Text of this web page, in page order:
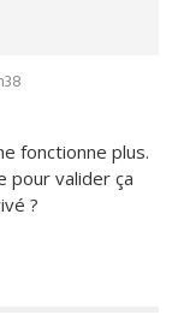
fonctionne plus.
pour valider ça
?